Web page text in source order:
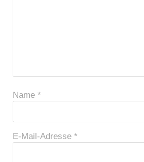
Name *
E-Mail-Adresse *